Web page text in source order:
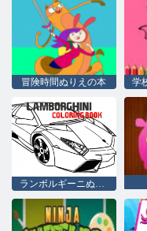
冒険時間ぬりえの本